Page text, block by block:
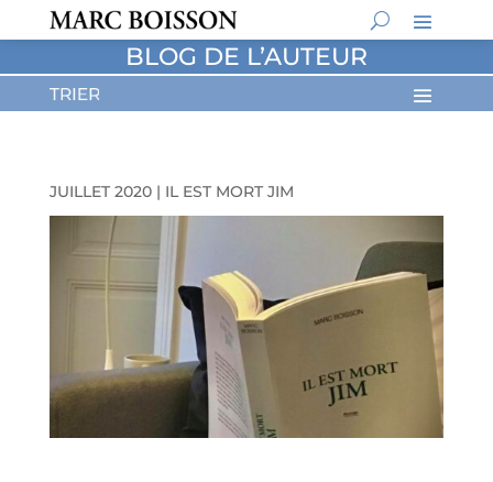
BLOG DE L’AUTEUR
JUILLET 2020| IL EST MORT JIM